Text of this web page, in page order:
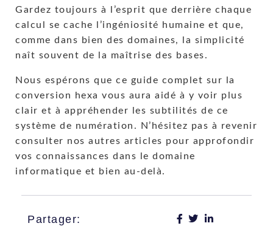
Gardez toujours à l’esprit que derrière chaque
calcul se cache l’ingéniosité humaine et que,
comme dans bien des domaines, la simplicité
naît souvent de la maîtrise des bases.
Nous espérons que ce guide complet sur la
conversion hexa vous aura aidé à y voir plus
clair et à appréhender les subtilités de ce
système de numération. N’hésitez pas à revenir
consulter nos autres articles pour approfondir
vos connaissances dans le domaine
informatique et bien au-delà.
Partager: